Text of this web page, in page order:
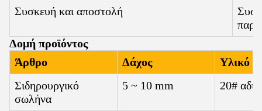
Συσκευή και αποστολή
Δομή προϊόντος
Άρθρο
Δάχος
Υλικό
Σιδηρουργικό
σωλήνα
5 ~ 10 mm 20#